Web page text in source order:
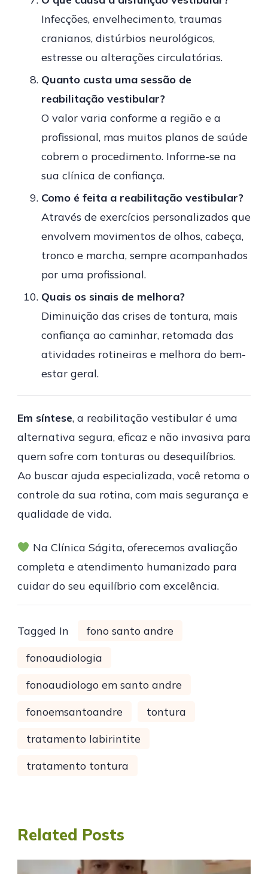
Infecções, envelhecimento, traumas
cranianos, distúrbios neurológicos,
estresse ou alterações circulatórias.
Quanto custa uma sessão de
reabilitação vestibular?
O valor varia conforme a região e a
profissional, mas muitos planos de saúde
cobrem o procedimento. Informe-se na
sua clínica de confiança.
Como é feita a reabilitação vestibular?
Através de exercícios personalizados que
envolvem movimentos de olhos, cabeça,
tronco e marcha, sempre acompanhados
por uma profissional.
Quais os sinais de melhora?
Diminuição das crises de tontura, mais
confiança ao caminhar, retomada das
atividades rotineiras e melhora do bem-
estar geral.
Em síntese, a reabilitação vestibular é uma
alternativa segura, eficaz e não invasiva para
quem sofre com tonturas ou desequilíbrios.
Ao buscar ajuda especializada, você retoma o
controle da sua rotina, com mais segurança e
qualidade de vida.
Na Clínica Ságita, oferecemos avaliação
completa e atendimento humanizado para
cuidar do seu equilíbrio com excelência.
Tagged In
fono santo andre
fonoaudiologia
fonoaudiologo em santo andre
fonoemsantoandre
tontura
tratamento labirintite
tratamento tontura
Related Posts